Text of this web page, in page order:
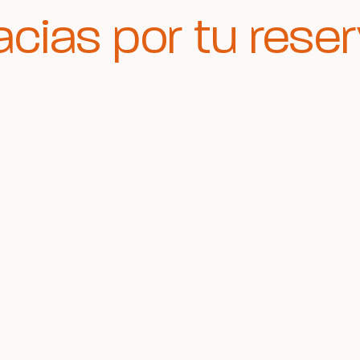
por tu